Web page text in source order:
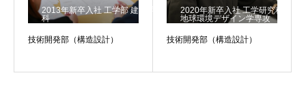
技術開発部（構造設計）
2013年新卒入社 工学部 建築学
科
技術開発部（構造設計）
2020年新卒入社 工学研究科
地球環境デザイン学専攻